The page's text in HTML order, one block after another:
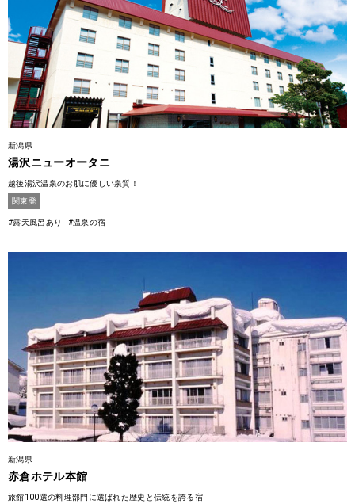
新潟県
湯沢ニューオータニ
越後湯沢温泉のお肌に優しい泉質！
関東発
#露天風呂あり #温泉の宿
新潟県
赤倉ホテル本館
旅館100選の料理部門に選ばれた歴史と伝統を誇る宿